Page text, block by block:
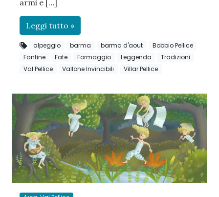
armi e […]
Leggi tutto »
alpeggio barma barma d'aout
Bobbio Pellice
Fantine
Fate Formaggio Leggenda
Tradizioni
Val Pellice
Vallone Invincibili Villar Pellice